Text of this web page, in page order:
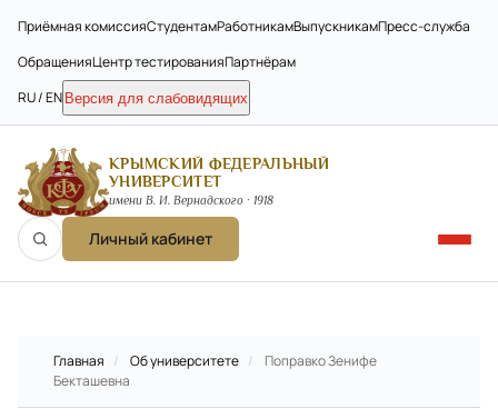
Приёмная комиссияСтудентамРаботникамВыпускникамПресс-служба
ОбращенияЦентр тестированияПартнёрам
RU / EN Версия для слабовидящих
КРЫМСКИЙ ФЕДЕРАЛЬНЫЙ
УНИВЕРСИТЕТ
имени В. И. Вернадского · 1918
Личный кабинет
Главная / Об университете /
Поправко Зенифе
Бекташевна